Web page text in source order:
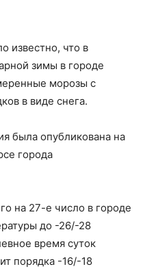
известно, что в
зимы в городе
морозы с
в виде снега.
была опубликована на
города
на 27-е число в городе
до -26/-28
время суток
порядка -16/-18